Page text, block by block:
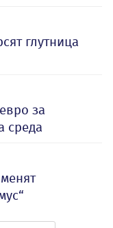
глутница
за
среда